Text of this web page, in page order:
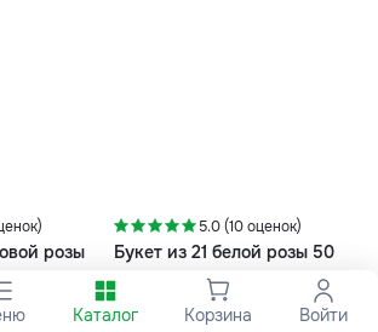
розы
₽
5.0 (10 оценок)
Букет из 21 белой розы 50
см
3 360 ₽
3 192 ₽
Каталог Корзина Войти